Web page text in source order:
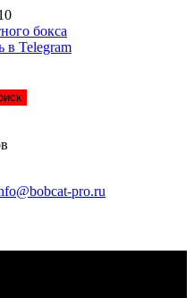
pro.ru